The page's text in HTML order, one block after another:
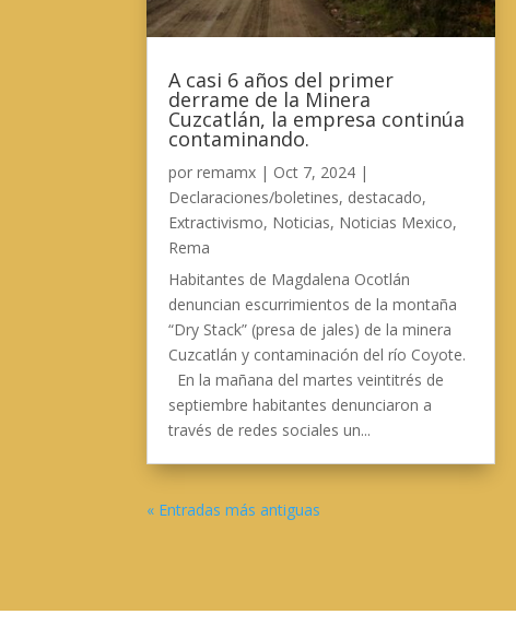
A casi 6 años del primer
derrame de la Minera
Cuzcatlán, la empresa continúa
contaminando.
porremamx | Oct 7, 2024 |
Declaraciones/boletines, destacado,
Extractivismo, Noticias, Noticias Mexico,
Rema
Habitantes de Magdalena Ocotlán
denuncian escurrimientos de la montaña
“Dry Stack” (presa de jales) de la minera
Cuzcatlán y contaminación del río Coyote.
En la mañana del martes veintitrés de
septiembre habitantes denunciaron a
través de redes sociales un...
« Entradas más antiguas